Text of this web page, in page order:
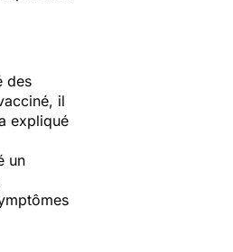
des
il
expliqué
un